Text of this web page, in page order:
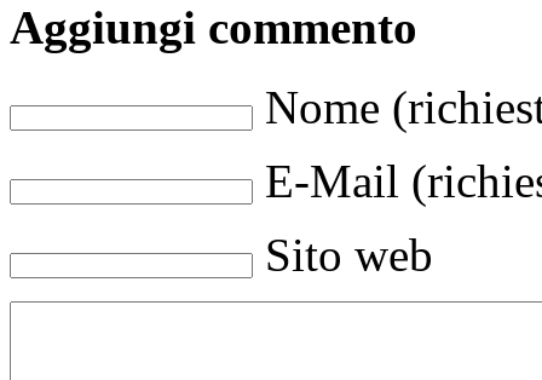
Aggiungi commento
Nome
E-Mail
Sito web